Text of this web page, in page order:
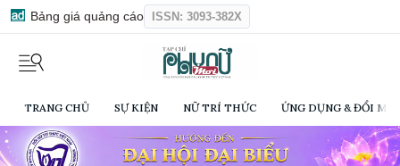
Bảng giá quảng cáo ISSN: 3093-382X
TRANG CHỦ SỰ KIỆN NỮ TRÍ THỨC ỨNG DỤNG & ĐỔI